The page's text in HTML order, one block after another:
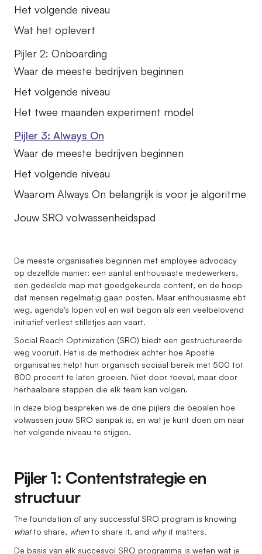
Het volgende niveau
Wat het oplevert
Pijler 2: Onboarding
Waar de meeste bedrijven beginnen
Het volgende niveau
Het twee maanden experiment model
Pijler 3: Always On
Waar de meeste bedrijven beginnen
Het volgende niveau
Waarom Always On belangrijk is voor je algoritme
Jouw SRO volwassenheidspad
De meeste organisaties beginnen met employee advocacy
op dezelfde manier: een aantal enthousiaste medewerkers,
een gedeelde map met goedgekeurde content, en de hoop
dat mensen regelmatig gaan posten. Maar enthousiasme ebt
weg, agenda's lopen vol en wat begon als een veelbelovend
initiatief verliest stilletjes aan vaart.
Social Reach Optimization (SRO) biedt een gestructureerde
weg vooruit. Het is de methodiek achter hoe Apostle
organisaties helpt hun organisch sociaal bereik met 500 tot
800 procent te laten groeien. Niet door toeval, maar door
herhaalbare stappen die elk team kan volgen.
In deze blog bespreken we de drie pijlers die bepalen hoe
volwassen jouw SRO aanpak is, en wat je kunt doen om naar
het volgende niveau te stijgen.
Pijler 1: Contentstrategie en
structuur
The foundation of any successful SRO program is knowing
whatto share, when to share it, and whyit matters.
De basis van elk succesvol SRO programma is weten wat je